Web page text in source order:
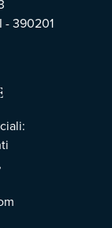
- 390201